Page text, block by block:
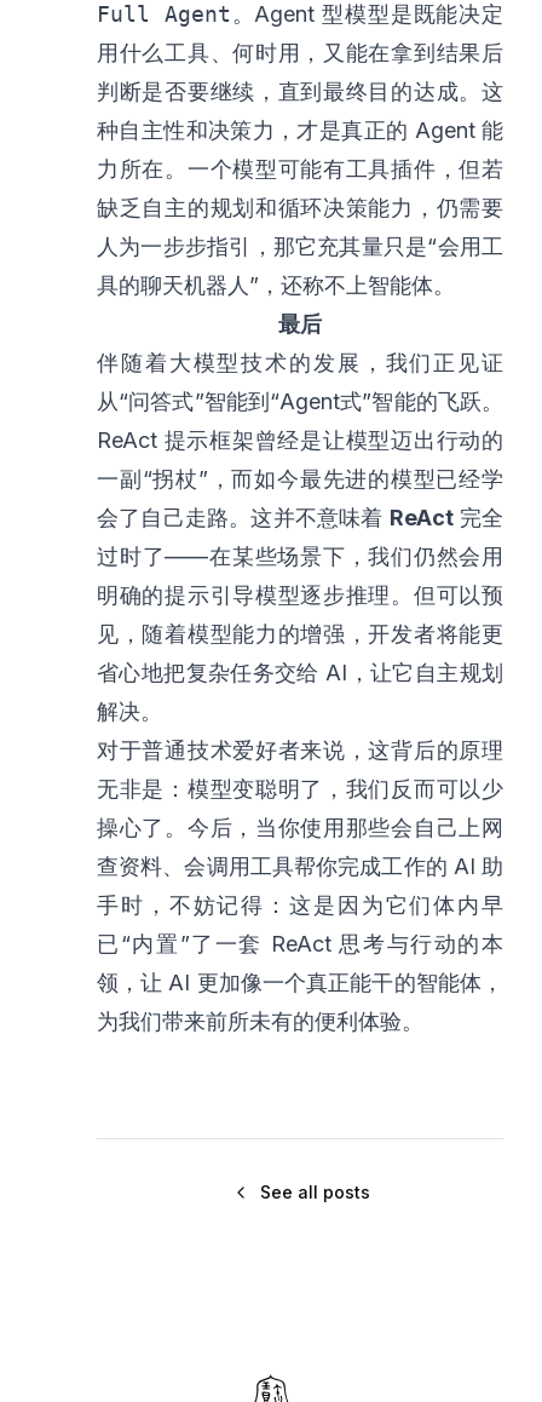
Full Agent 。Agent 型模型是既能决定
用什么工具、何时用，又能在拿到结果后
判断是否要继续，直到最终目的达成。这
种自主性和决策力，才是真正的 Agent 能
力所在。一个模型可能有工具插件，但若
缺乏自主的规划和循环决策能力，仍需要
人为一步步指引，那它充其量只是“会用工
具的聊天机器人”，还称不上智能体。
最后
伴随着大模型技术的发展，我们正见证
从“问答式”智能到“Agent式”智能的飞跃。
ReAct 提示框架曾经是让模型迈出行动的
一副“拐杖”，而如今最先进的模型已经学
会了自己走路。这并不意味着 ReAct完全
过时了——在某些场景下，我们仍然会用
明确的提示引导模型逐步推理。但可以预
见，随着模型能力的增强，开发者将能更
省心地把复杂任务交给 AI，让它自主规划
解决。
对于普通技术爱好者来说，这背后的原理
无非是：模型变聪明了，我们反而可以少
操心了。今后，当你使用那些会自己上网
查资料、会调用工具帮你完成工作的 AI 助
手时，不妨记得：这是因为它们体内早
已“内置”了一套 ReAct 思考与行动的本
领，让 AI 更加像一个真正能干的智能体，
为我们带来前所未有的便利体验。
See all posts